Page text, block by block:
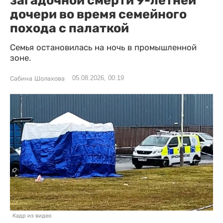
дочери во время семейного
похода с палаткой
Семья остановилась на ночь в промышленной
зоне.
Сабина Шолахова 05.08.2026, 00:19
Кадр из видео